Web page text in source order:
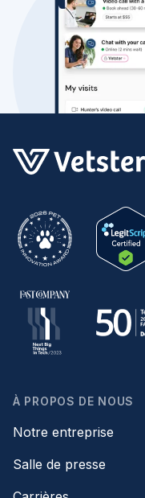
À PROPOS DE NOUS
Notre entreprise
Salle de presse